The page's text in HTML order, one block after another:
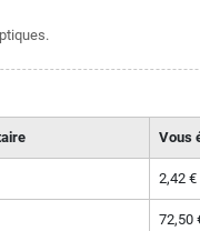
Vous
2,42 €
72,50